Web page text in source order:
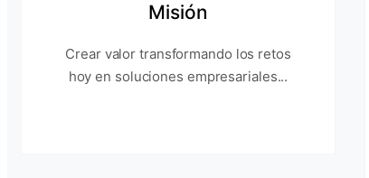
Misión
Crear valor transformando los retos
hoy en soluciones empresariales...